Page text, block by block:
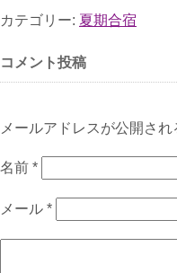
カテゴリー: 夏期合宿
コメント投稿
メールアドレスが公開さ
名前 *
メール *